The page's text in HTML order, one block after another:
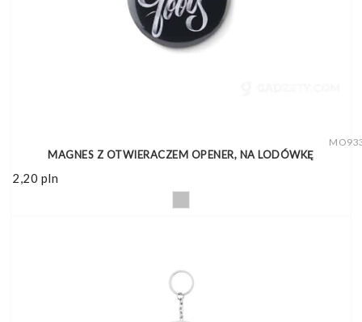
MAGNES Z OTWIERACZEM OPENER, NA LODÓWKĘ
2,20 pln